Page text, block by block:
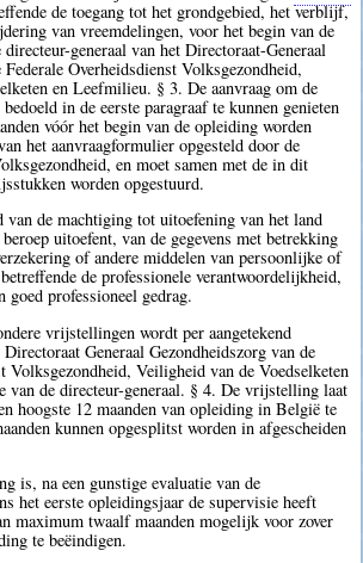
de toegang tot het grondgebied, het verblijf,
van vreemdelingen, voor het begin van de
generaal van het Directoraat-Generaal
Overheidsdienst Volksgezondheid,
en Leefmilieu. § 3. De aanvraag om de
in de eerste paragraaf te kunnen genieten
vóór het begin van de opleiding worden
het aanvraagformulier opgesteld door de
en moet samen met de in dit
worden opgestuurd.
van de machtiging tot uitoefening van het land
uitoefent, van de gegevens met betrekking
of andere middelen van persoonlijke of
de professionele verantwoordelijkheid,
goed professioneel gedrag.
vrijstellingen wordt per aangetekend
Generaal Gezondheidszorg van de
Volksgezondheid, Veiligheid van de Voedselketen
van de directeur-generaal. § 4. De vrijstelling laat
hoogste 12 maanden van opleiding in België te
kunnen opgesplitst worden in afgescheiden
is, na een gunstige evaluatie van de
het eerste opleidingsjaar de supervisie heeft
maximum twaalf maanden mogelijk voor zover
te beëindigen.